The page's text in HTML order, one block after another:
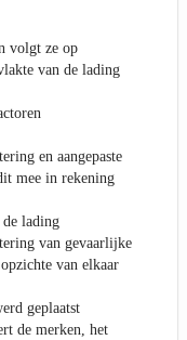
volgt ze op
van de lading
en aangepaste
mee in rekening
lading
van gevaarlijke
van elkaar
geplaatst
de merken, het